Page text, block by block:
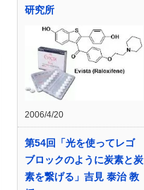
研究所
2006/4/20
第54回「光を使ってレゴ
ブロックのように炭素と炭
素を繋げる」吉見 泰治 教